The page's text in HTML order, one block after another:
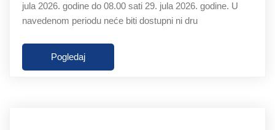
jula 2026. godine do 08.00 sati 29. jula 2026. godine. U
navedenom periodu neće biti dostupni ni dru
Pogledaj